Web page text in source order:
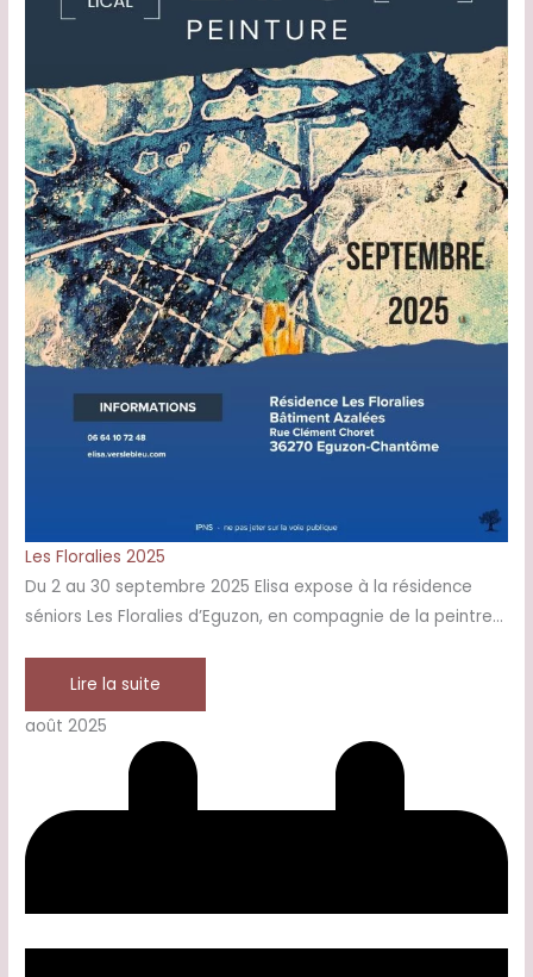
Les Floralies 2025
Du 2 au 30 septembre 2025 Elisa expose à la résidence
séniors Les Floralies d’Eguzon, en compagnie de la peintre…
Lire la suite
août 2025